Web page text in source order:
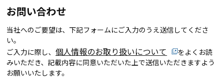
お問い合わせ
当社へのご要望は、下記フォームにご入力のうえ送信してくださ
い。
ご入力に際し、 個人情報のお取り扱いについて
をよくお読
みいただき、記載内容に同意いただいた上で送信いただきますよう
お願いいたします。